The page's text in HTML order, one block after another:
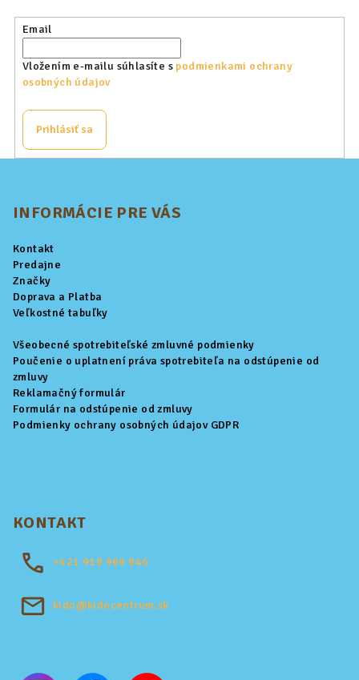
Email
Vložením e-mailu súhlasíte s podmienkami ochrany
osobných údajov
Prihlásiť sa
INFORMÁCIE PRE VÁS
Kontakt
Predajne
Značky
Doprava a Platba
Veľkostné tabuľky
Všeobecné spotrebiteľské zmluvné podmienky
Poučenie o uplatnení práva spotrebiteľa na odstúpenie od
zmluvy
Reklamačný formulár
Formulár na odstúpenie od zmluvy
Podmienky ochrany osobných údajov GDPR
KONTAKT
+421 918 969 846
kido@kidocentrum.sk